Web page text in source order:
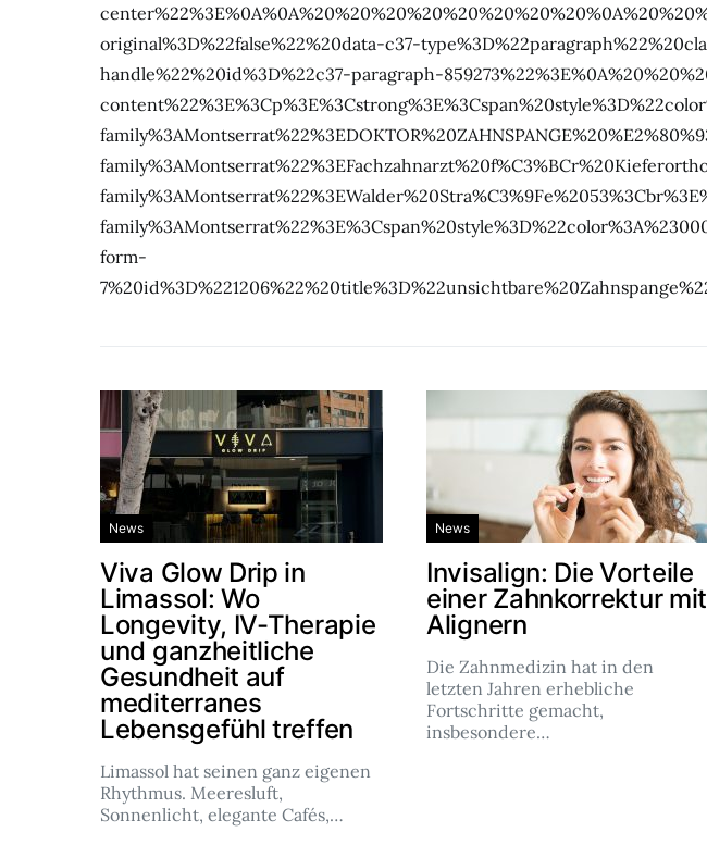
News
Viva Glow Drip in
Limassol: Wo
Longevity, IV-Therapie
und ganzheitliche
Gesundheit auf
mediterranes
Lebensgefühl treffen
Limassol hat seinen ganz eigenen
Rhythmus. Meeresluft,
Sonnenlicht, elegante Cafés,…
News
Invisalign: Die Vorteile
einer Zahnkorrektur mit
Alignern
Die Zahnmedizin hat in den
letzten Jahren erhebliche
Fortschritte gemacht,
insbesondere…